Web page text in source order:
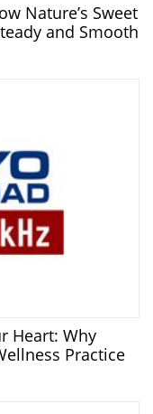
Nature’s Sweet
and Smooth
Heart: Why
Practice